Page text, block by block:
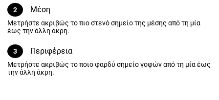
2 Μέση
Μετρήστε ακριβώς το πιο στενό σημείο της μέσης από τη μία
έως την άλλη άκρη.
3 Περιφέρεια
Μετρήστε ακριβώς το ποιο φαρδύ σημείο γοφών από τη μία έως
την άλλη άκρη.